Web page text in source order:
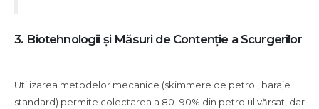
3. Biotehnologii și Măsuri de Contenție a Scurgerilor
Utilizarea metodelor mecanice (skimmere de petrol, baraje
standard) permite colectarea a 80–90% din petrolul vărsat, dar